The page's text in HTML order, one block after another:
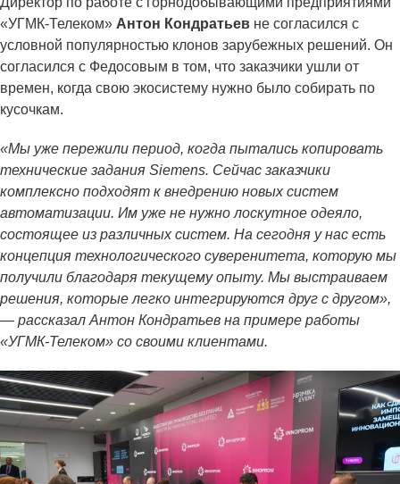
«УГМК-Телеком» Антон Кондратьев не согласился с
условной популярностью клонов зарубежных решений. Он
согласился с Федосовым в том, что заказчики ушли от
времен, когда свою экосистему нужно было собирать по
кусочкам.
«Мы уже пережили период, когда пытались копировать
технические задания Siemens. Сейчас заказчики
комплексно подходят к внедрению новых систем
автоматизации. Им уже не нужно лоскутное одеяло,
состоящее из различных систем. На сегодня у нас есть
концепция технологического суверенитета, которую мы
получили благодаря текущему опыту. Мы выстраиваем
решения, которые легко интегрируются друг с другом»,
— рассказал Антон Кондратьев на примере работы
«УГМК-Телеком» со своими клиентами.